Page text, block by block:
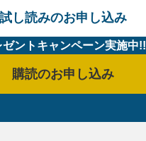
試し読みのお申し込み
ゼントキャンペーン実施中!!
購読のお申し込み